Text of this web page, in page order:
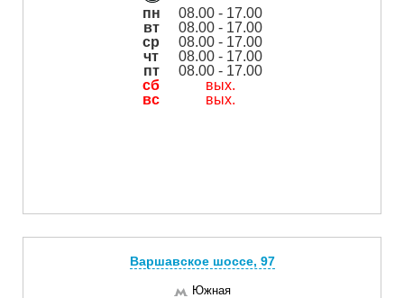
пн
08.00 - 17.00
вт
08.00 - 17.00
ср
08.00 - 17.00
чт
08.00 - 17.00
пт
08.00 - 17.00
сб
вых.
вс
вых.
Варшавское шоссе, 97
Южная